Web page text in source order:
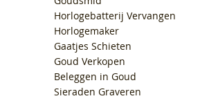
Horlogebatterij Vervangen
Horlogemaker
Gaatjes Schieten
Goud Verkopen
Beleggen in Goud
Sieraden Graveren